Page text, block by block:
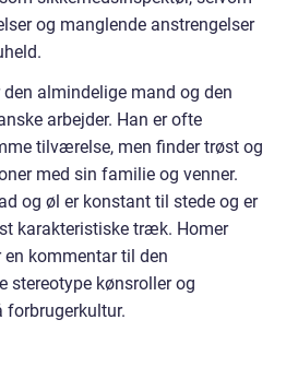
og manglende anstrengelser
almindelige mand og den
arbejder. Han er ofte
tilværelse, men finder trøst og
med sin familie og venner.
og øl er konstant til stede og er
karakteristiske træk. Homer
kommentar til den
stereotype kønsroller og